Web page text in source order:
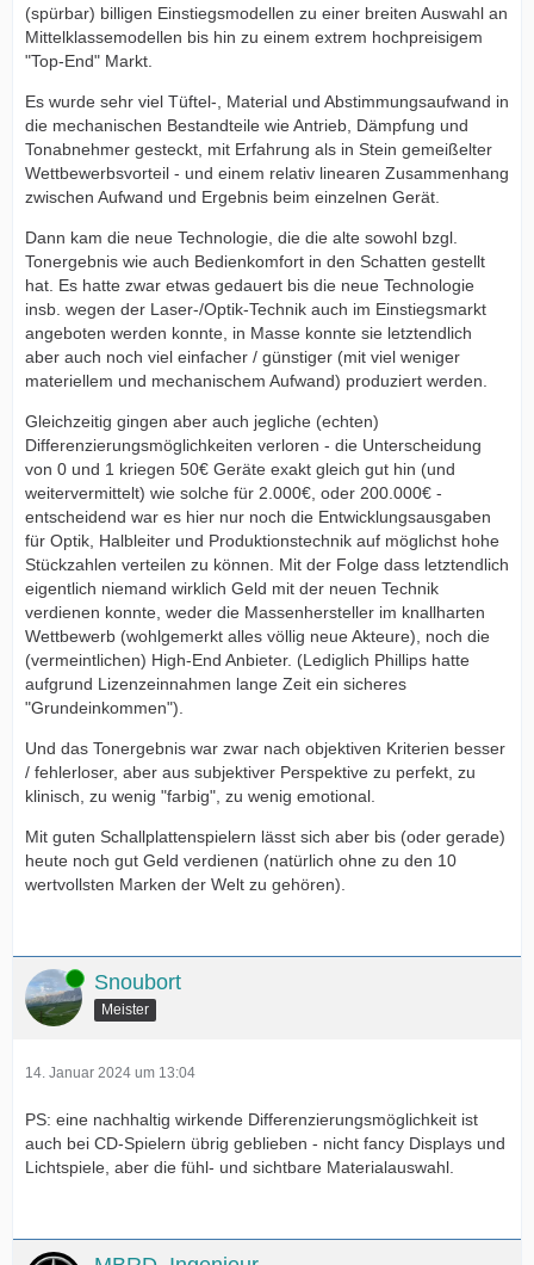
(spürbar) billigen Einstiegsmodellen zu einer breiten Auswahl an
Mittelklassemodellen bis hin zu einem extrem hochpreisigem
"Top-End" Markt.
Es wurde sehr viel Tüftel-, Material und Abstimmungsaufwand in
die mechanischen Bestandteile wie Antrieb, Dämpfung und
Tonabnehmer gesteckt, mit Erfahrung als in Stein gemeißelter
Wettbewerbsvorteil - und einem relativ linearen Zusammenhang
zwischen Aufwand und Ergebnis beim einzelnen Gerät.
Dann kam die neue Technologie, die die alte sowohl bzgl.
Tonergebnis wie auch Bedienkomfort in den Schatten gestellt
hat. Es hatte zwar etwas gedauert bis die neue Technologie
insb. wegen der Laser-/Optik-Technik auch im Einstiegsmarkt
angeboten werden konnte, in Masse konnte sie letztendlich
aber auch noch viel einfacher / günstiger (mit viel weniger
materiellem und mechanischem Aufwand) produziert werden.
Gleichzeitig gingen aber auch jegliche (echten)
Differenzierungsmöglichkeiten verloren - die Unterscheidung
von 0 und 1 kriegen 50€ Geräte exakt gleich gut hin (und
weitervermittelt) wie solche für 2.000€, oder 200.000€ -
entscheidend war es hier nur noch die Entwicklungsausgaben
für Optik, Halbleiter und Produktionstechnik auf möglichst hohe
Stückzahlen verteilen zu können. Mit der Folge dass letztendlich
eigentlich niemand wirklich Geld mit der neuen Technik
verdienen konnte, weder die Massenhersteller im knallharten
Wettbewerb (wohlgemerkt alles völlig neue Akteure), noch die
(vermeintlichen) High-End Anbieter. (Lediglich Phillips hatte
aufgrund Lizenzeinnahmen lange Zeit ein sicheres
"Grundeinkommen").
Und das Tonergebnis war zwar nach objektiven Kriterien besser
/ fehlerloser, aber aus subjektiver Perspektive zu perfekt, zu
klinisch, zu wenig "farbig", zu wenig emotional.
Mit guten Schallplattenspielern lässt sich aber bis (oder gerade)
heute noch gut Geld verdienen (natürlich ohne zu den 10
wertvollsten Marken der Welt zu gehören).
Online Snoubort
Meister
14. Januar 2024 um 13:04
PS: eine nachhaltig wirkende Differenzierungsmöglichkeit ist
auch bei CD-Spielern übrig geblieben - nicht fancy Displays und
Lichtspiele, aber die fühl- und sichtbare Materialauswahl.